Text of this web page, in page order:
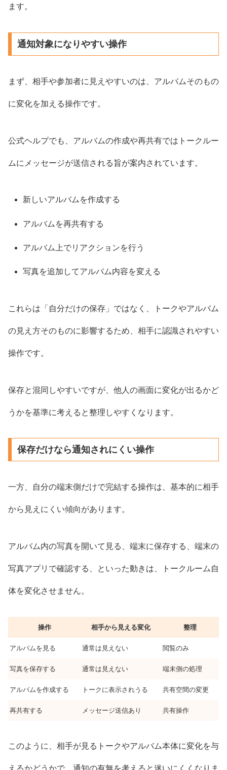
ます。
通知対象になりやすい操作
まず、相手や参加者に見えやすいのは、アルバムそのもの
に変化を加える操作です。
公式ヘルプでも、アルバムの作成や再共有ではトークルー
ムにメッセージが送信される旨が案内されています。
新しいアルバムを作成する
アルバムを再共有する
アルバム上でリアクションを行う
写真を追加してアルバム内容を変える
これらは「自分だけの保存」ではなく、トークやアルバム
の見え方そのものに影響するため、相手に認識されやすい
操作です。
保存と混同しやすいですが、他人の画面に変化が出るかど
うかを基準に考えると整理しやすくなります。
保存だけなら通知されにくい操作
一方、自分の端末側だけで完結する操作は、基本的に相手
から見えにくい傾向があります。
アルバム内の写真を開いて見る、端末に保存する、端末の
写真アプリで確認する、といった動きは、トークルーム自
体を変化させません。
操作 相手から見える変化 整理
アルバムを見る 通常は見えない 閲覧のみ
写真を保存する 通常は見えない 端末側の処理
アルバムを作成する トークに表示されうる 共有空間の変更
再共有する メッセージ送信あり 共有操作
このように、相手が見るトークやアルバム本体に変化を与